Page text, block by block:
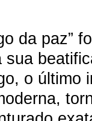
da paz”
sua
o último